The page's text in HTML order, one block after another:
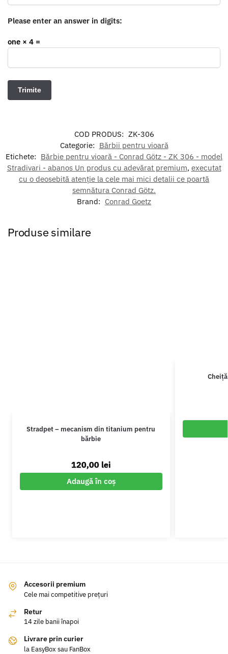
Please enter an answer in digits:
one × 4 =
COD PRODUS: ZK-306
Categorie: Bărbii pentru vioară
Etichete: Bărbie pentru vioară - Conrad Götz - ZK 306 - model
Stradivari - abanos Un produs cu adevărat premium, executat
cu o deosebită atenție la cele mai mici detalii ce poartă
semnătura Conrad Götz.
Brand: Conrad Goetz
Produse similare
Stradpet – mecanism din titanium pentru
bărbie
120,00 lei
Adaugă în coș
Accesorii premium
Cele mai competitive prețuri
Retur
14 zile banii înapoi
Livrare prin curier
la EasyBox sau FanBox